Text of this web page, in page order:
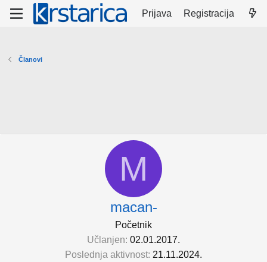
Prijava Registracija
Članovi
M
macan-
Početnik
Učlanjen 02.01.2017.
Poslednja aktivnost 21.11.2024.